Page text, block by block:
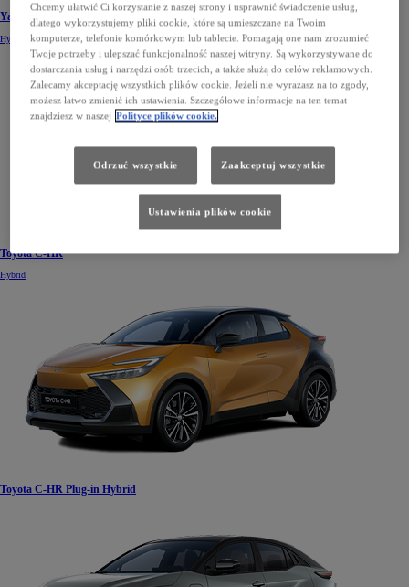
Yaris Cross
Hybrid
Toyota C-HR
Hybrid
Toyota C-HR Plug-in Hybrid
Chcemy ułatwić Ci korzystanie z naszej strony i usprawnić świadczenie usług,
dlatego wykorzystujemy pliki cookie, które są umieszczane na Twoim
komputerze, telefonie komórkowym lub tablecie. Pomagają one nam zrozumieć
Twoje potrzeby i ulepszać funkcjonalność naszej witryny. Są wykorzystywane do
dostarczania usług i narzędzi osób trzecich, a także służą do celów reklamowych.
Zalecamy akceptację wszystkich plików cookie. Jeżeli nie wyrażasz na to zgody,
możesz łatwo zmienić ich ustawienia. Szczegółowe informacje na ten temat
znajdziesz w naszej Polityce plików cookie.
Odrzuć wszystkie Zaakceptuj wszystkie
Ustawienia plików cookie